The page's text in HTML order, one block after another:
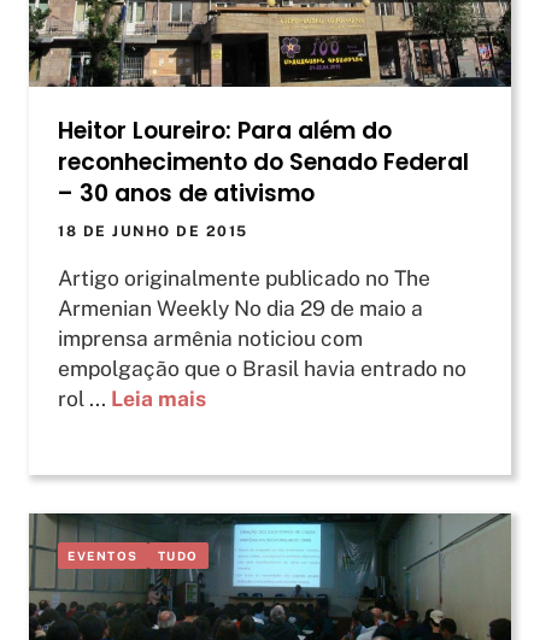
Heitor Loureiro: Para além do
reconhecimento do Senado Federal
– 30 anos de ativismo
18 DE JUNHO DE 2015
Artigo originalmente publicado no The
Armenian Weekly No dia 29 de maio a
imprensa armênia noticiou com
empolgação que o Brasil havia entrado no
rol ... Leia mais
EVENTOS TUDO